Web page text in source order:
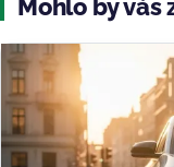
Mohlo by vás